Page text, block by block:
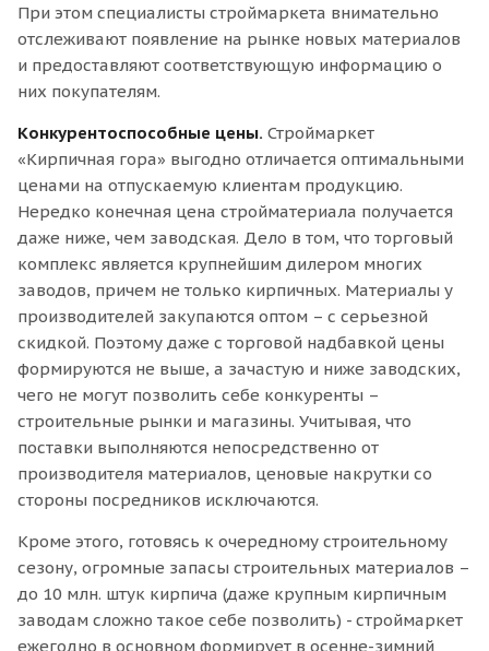
При этом специалисты строймаркета внимательно
отслеживают появление на рынке новых материалов
и предоставляют соответствующую информацию о
них покупателям.
Конкурентоспособные цены. Строймаркет
«Кирпичная гора» выгодно отличается оптимальными
ценами на отпускаемую клиентам продукцию.
Нередко конечная цена стройматериала получается
даже ниже, чем заводская. Дело в том, что торговый
комплекс является крупнейшим дилером многих
заводов, причем не только кирпичных. Материалы у
производителей закупаются оптом – с серьезной
скидкой. Поэтому даже с торговой надбавкой цены
формируются не выше, а зачастую и ниже заводских,
чего не могут позволить себе конкуренты –
строительные рынки и магазины. Учитывая, что
поставки выполняются непосредственно от
производителя материалов, ценовые накрутки со
стороны посредников исключаются.
Кроме этого, готовясь к очередному строительному
сезону, огромные запасы строительных материалов –
до 10 млн. штук кирпича (даже крупным кирпичным
заводам сложно такое себе позволить) - строймаркет
ежегодно в основном формирует в осенне-зимний